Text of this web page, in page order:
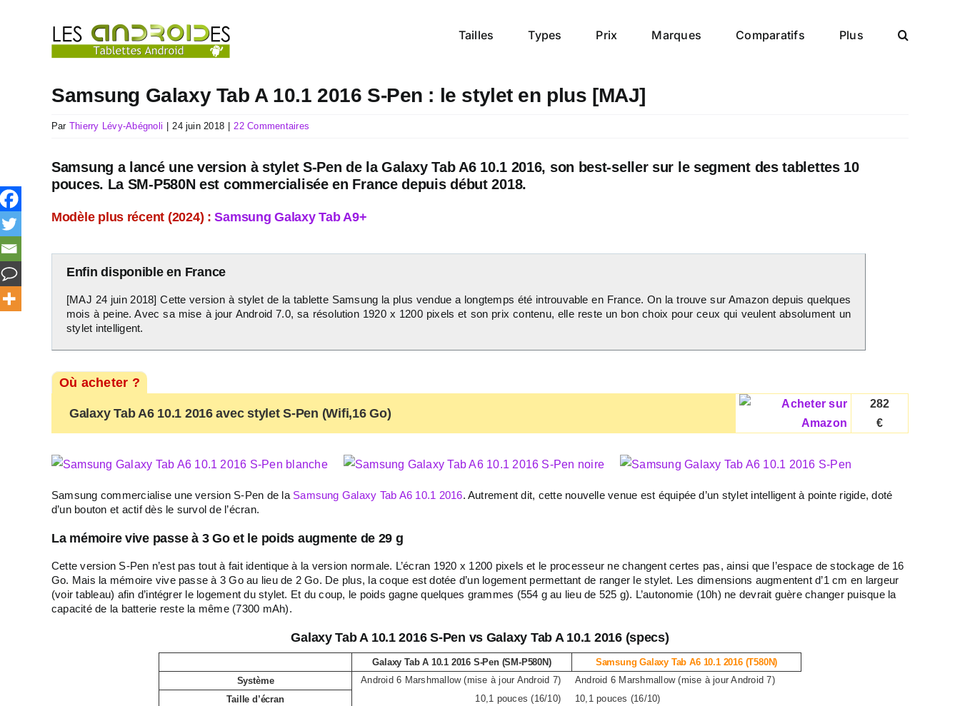
Tailles Types Prix Marques Comparatifs Plus
Samsung Galaxy Tab A 10.1 2016 S-Pen : le stylet en plus [MAJ]
Par Thierry Lévy-Abégnoli 24 juin 2018 22 Commentaires
Samsung a lancé une version à stylet S-Pen de la Galaxy Tab A6 10.1 2016, son best-seller sur le segment des tablettes 10
pouces. La SM-P580N est commercialisée en France depuis début 2018.
Modèle plus récent (2024) :Samsung Galaxy Tab A9+
Enfin disponible en France
[MAJ 24 juin 2018] Cette version à stylet de la tablette Samsung la plus vendue a longtemps été introuvable en France. On la trouve sur Amazon depuis quelques
mois à peine. Avec sa mise à jour Android 7.0, sa résolution 1920 x 1200 pixels et son prix contenu, elle reste un bon choix pour ceux qui veulent absolument un
stylet intelligent.
Où acheter ?
Galaxy Tab A6 10.1 2016 avec stylet S-Pen (Wifi,16 Go)
282
€
Samsung commercialise une version S-Pen de la Samsung Galaxy Tab A6 10.1 2016. Autrement dit, cette nouvelle venue est équipée d’un stylet intelligent à pointe rigide, doté
d’un bouton et actif dès le survol de l’écran.
La mémoire vive passe à 3 Go et le poids augmente de 29 g
Cette version S-Pen n’est pas tout à fait identique à la version normale. L’écran 1920 x 1200 pixels et le processeur ne changent certes pas, ainsi que l’espace de stockage de 16
Go. Mais la mémoire vive passe à 3 Go au lieu de 2 Go. De plus, la coque est dotée d’un logement permettant de ranger le stylet. Les dimensions augmentent d’1 cm en largeur
(voir tableau) afin d’intégrer le logement du stylet. Et du coup, le poids gagne quelques grammes (554 g au lieu de 525 g). L’autonomie (10h) ne devrait guère changer puisque la
capacité de la batterie reste la même (7300 mAh).
Galaxy Tab A 10.1 2016 S-Pen vs Galaxy Tab A 10.1 2016 (specs)
Galaxy Tab A 10.1 2016 S-Pen (SM-P580N)
Samsung Galaxy Tab A6 10.1 2016 (T580N)
Système
Android 6 Marshmallow (mise à jour Android 7)
Android 6 Marshmallow (mise à jour Android 7)
Taille d’écran
10,1 pouces (16/10)
10,1 pouces (16/10)